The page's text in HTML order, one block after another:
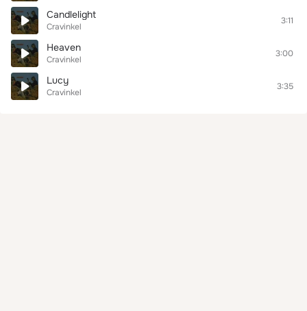
Candlelight
Cravinkel
3:11
Heaven
Cravinkel
3:00
Lucy
Cravinkel
3:35